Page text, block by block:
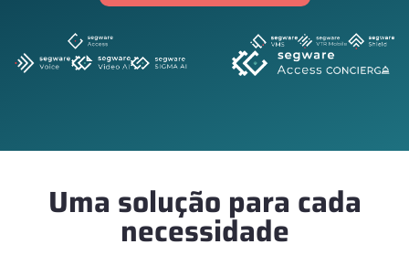
Uma solução para cada
necessidade